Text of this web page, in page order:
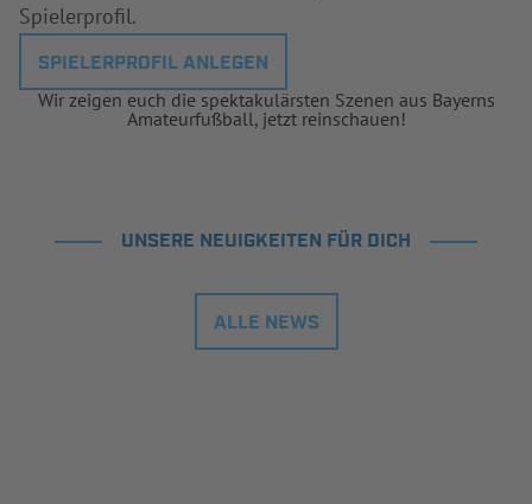
Spielerprofil.
SPIELERPROFIL ANLEGEN
Wir zeigen euch die spektakulärsten Szenen aus Bayerns
Amateurfußball, jetzt reinschauen!
UNSERE NEUIGKEITEN FÜR DICH
ALLE NEWS